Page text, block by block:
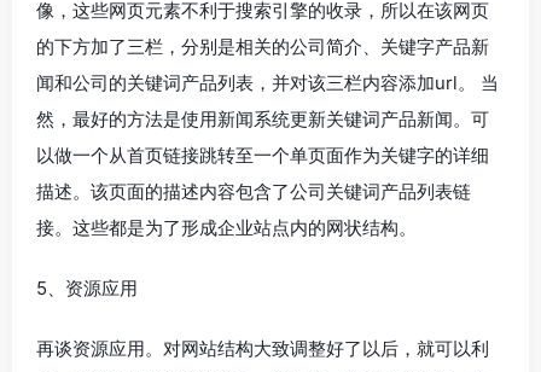
像，这些网页元素不利于搜索引擎的收录，所以在该网页
的下方加了三栏，分别是相关的公司简介、关键字产品新
闻和公司的关键词产品列表，并对该三栏内容添加url。 当
然，最好的方法是使用新闻系统更新关键词产品新闻。可
以做一个从首页链接跳转至一个单页面作为关键字的详细
描述。该页面的描述内容包含了公司关键词产品列表链
接。这些都是为了形成企业站点内的网状结构。
5、资源应用
再谈资源应用。对网站结构大致调整好了以后，就可以利